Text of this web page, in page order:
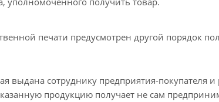
печати предусмотрен другой порядок
выдана сотруднику предприятия-покупателя
продукцию получает не сам